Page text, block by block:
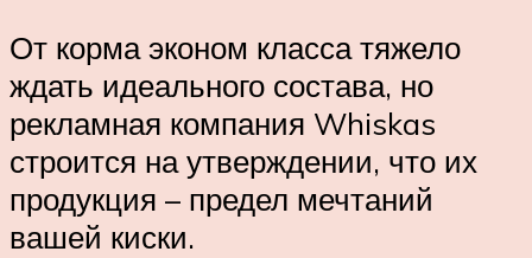
От корма эконом класса тяжело
ждать идеального состава, но
рекламная компания Whiskas
строится на утверждении, что их
продукция – предел мечтаний
вашей киски.